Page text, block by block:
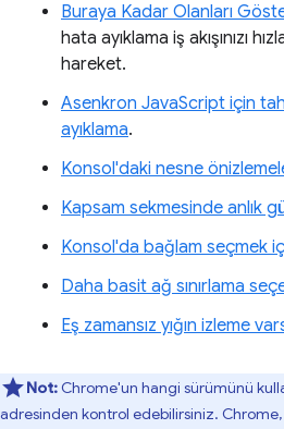
Buraya Kadar Olanları
hata ayıklama iş akışınızı
hareket.
Asenkron JavaScript için
ayıklama.
Konsol'daki nesne
Kapsam sekmesinde anlık
Konsol'da bağlam seçmek
Daha basit ağ sınırlama
Eş zamansız yığın izleme
Not: Chrome'un hangi sürümünü
adresinden kontrol edebilirsiniz.